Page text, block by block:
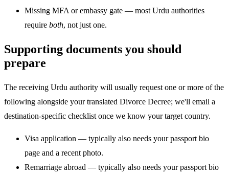
Missing MFA or embassy gate — most Urdu authorities
require both, not just one.
Supporting documents you should
prepare
The receiving Urdu authority will usually request one or more of the
following alongside your translated Divorce Decree; we'll email a
destination-specific checklist once we know your target country.
Visa application — typically also needs your passport bio
page and a recent photo.
Remarriage abroad — typically also needs your passport bio